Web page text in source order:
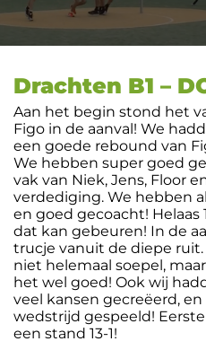
Drachten B1 –
Aan het begin stond het
Figo in de aanval! We
een goede rebound van
We hebben super goed
vak van Niek, Jens, Floor
verdediging. We hebben
en goed gecoacht!
dat kan gebeuren! In de
trucje vanuit de diepe
niet helemaal soepel,
het wel goed! Ook wij
veel kansen gecreëerd,
wedstrijd gespeeld!
een stand 13-1!